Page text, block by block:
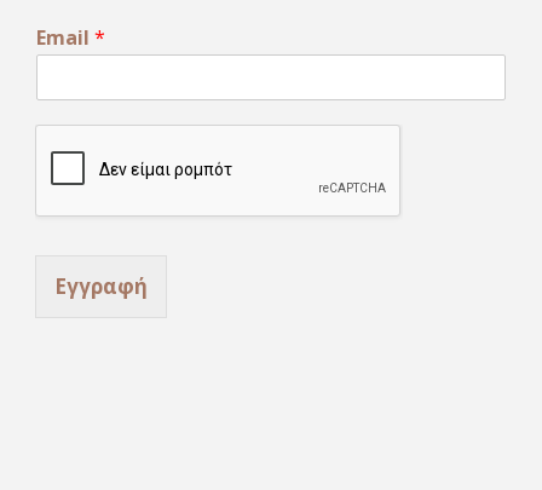
E
m
i
l
Email *
Εγγραφή